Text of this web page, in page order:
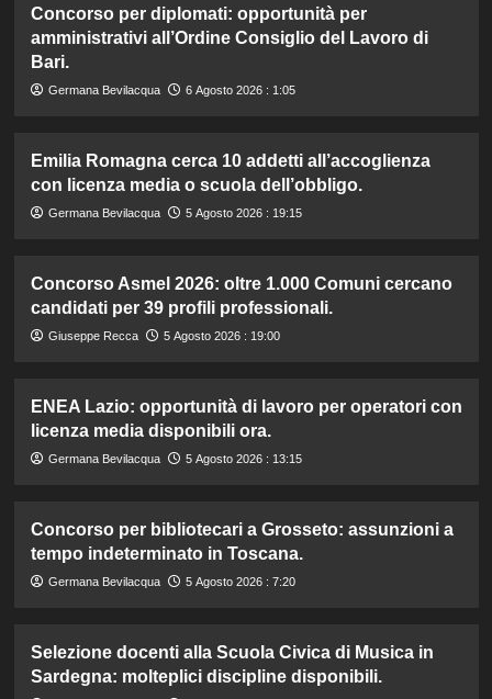
Concorso per diplomati: opportunità per
amministrativi all’Ordine Consiglio del Lavoro di
Bari.
Germana Bevilacqua 6 Agosto 2026 : 1:05
Emilia Romagna cerca 10 addetti all’accoglienza
con licenza media o scuola dell’obbligo.
Germana Bevilacqua 5 Agosto 2026 : 19:15
Concorso Asmel 2026: oltre 1.000 Comuni cercano
candidati per 39 profili professionali.
Giuseppe Recca 5 Agosto 2026 : 19:00
ENEA Lazio: opportunità di lavoro per operatori con
licenza media disponibili ora.
Germana Bevilacqua 5 Agosto 2026 : 13:15
Concorso per bibliotecari a Grosseto: assunzioni a
tempo indeterminato in Toscana.
Germana Bevilacqua 5 Agosto 2026 : 7:20
Selezione docenti alla Scuola Civica di Musica in
Sardegna: molteplici discipline disponibili.